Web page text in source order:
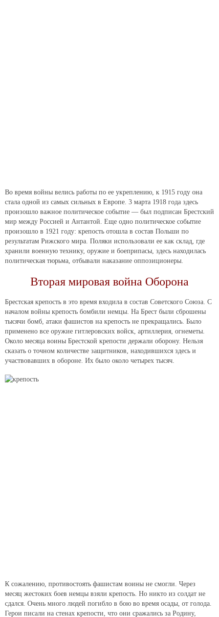
Во время войны велись работы по ее укреплению, к 1915 году она
стала одной из самых сильных в Европе. 3 марта 1918 года здесь
произошло важное политическое событие — был подписан Брестский
мир между Россией и Антантой. Еще одно политическое событие
произошло в 1921 году: крепость отошла в состав Польши по
результатам Рижского мира. Поляки использовали ее как склад, где
хранили военную технику, оружие и боеприпасы, здесь находилась
политическая тюрьма, отбывали наказание оппозиционеры.
Вторая мировая война Оборона
Брестская крепость в это время входила в состав Советского Союза. С
началом войны крепость бомбили немцы. На Брест были сброшены
тысячи бомб, атаки фашистов на крепость не прекращались. Было
применено все оружие гитлеровских войск, артиллерия, огнеметы.
Около месяца воины Брестской крепости держали оборону. Нельзя
сказать о точном количестве защитников, находившихся здесь и
участвовавших в обороне. Их было около четырех тысяч.
К сожалению, противостоять фашистам воины не смогли. Через
месяц жестоких боев немцы взяли крепость. Но никто из солдат не
сдался. Очень много людей погибло в бою во время осады, от голода.
Герои писали на стенах крепости, что они сражались за Родину,